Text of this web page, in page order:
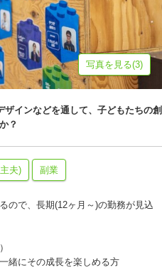
写真を見る(3)
インなどを通して、子どもたちの創
？
夫) 副業
ので、長期(12ヶ月～)の勤務が見込
緒にその成長を楽しめる方